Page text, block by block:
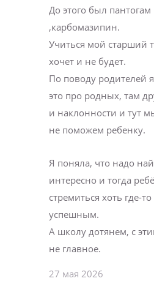
До этого был пантогам
,карбомазипин.
Учиться мой старший
хочет и не будет.
По поводу родителей
это про родных, там
и наклонности и тут
не поможем ребенку.
Я поняла, что надо
интересно и тогда
стремиться хоть где-
успешным.
А школу дотянем, с
не главное.
27 мая 2026